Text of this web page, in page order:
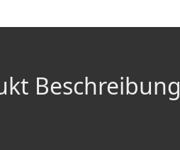
Beschreibung